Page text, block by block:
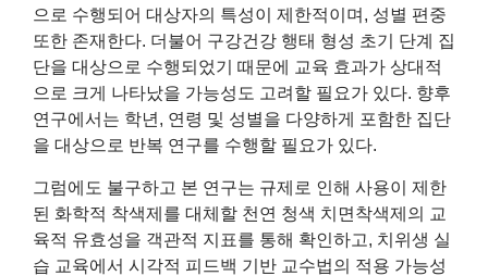
으로 수행되어 대상자의 특성이 제한적이며, 성별 편중
또한 존재한다. 더불어 구강건강 행태 형성 초기 단계 집
단을 대상으로 수행되었기 때문에 교육 효과가 상대적
으로 크게 나타났을 가능성도 고려할 필요가 있다. 향후
연구에서는 학년, 연령 및 성별을 다양하게 포함한 집단
을 대상으로 반복 연구를 수행할 필요가 있다.
그럼에도 불구하고 본 연구는 규제로 인해 사용이 제한
된 화학적 착색제를 대체할 천연 청색 치면착색제의 교
육적 유효성을 객관적 지표를 통해 확인하고, 치위생 실
습 교육에서 시각적 피드백 기반 교수법의 적용 가능성